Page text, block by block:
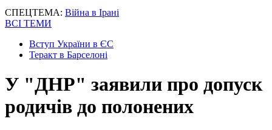
СПЕЦТЕМА: Війна в Ірані
ВСІ ТЕМИ
Вступ України в ЄС
Теракт в Барселоні
У "ДНР" заявили про допуск
родичів до полонених